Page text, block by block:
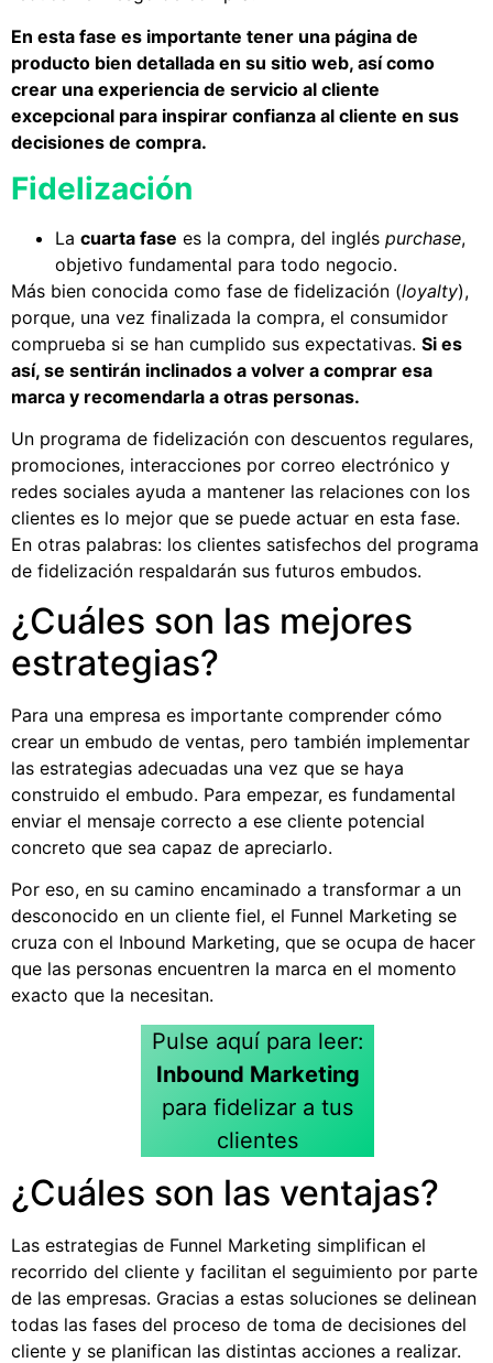
En esta fase es importante tener una página de
producto bien detallada en su sitio web, así como
crear una experiencia de servicio al cliente
excepcional para inspirar confianza al cliente en sus
decisiones de compra.
Fidelización
La cuarta fase es la compra, del inglés purchase,
objetivo fundamental para todo negocio.
Más bien conocida como fase de fidelización (loyalty),
porque, una vez finalizada la compra, el consumidor
comprueba si se han cumplido sus expectativas. Si es
así, se sentirán inclinados a volver a comprar esa
marca y recomendarla a otras personas.
Un programa de fidelización con descuentos regulares,
promociones, interacciones por correo electrónico y
redes sociales ayuda a mantener las relaciones con los
clientes es lo mejor que se puede actuar en esta fase.
En otras palabras: los clientes satisfechos del programa
de fidelización respaldarán sus futuros embudos.
¿Cuáles son las mejores
estrategias?
Para una empresa es importante comprender cómo
crear un embudo de ventas, pero también implementar
las estrategias adecuadas una vez que se haya
construido el embudo. Para empezar, es fundamental
enviar el mensaje correcto a ese cliente potencial
concreto que sea capaz de apreciarlo.
Por eso, en su camino encaminado a transformar a un
desconocido en un cliente fiel, el Funnel Marketing se
cruza con el Inbound Marketing, que se ocupa de hacer
que las personas encuentren la marca en el momento
exacto que la necesitan.
Pulse aquí para leer:
Inbound Marketing
para fidelizar a tus
clientes
¿Cuáles son las ventajas?
Las estrategias de Funnel Marketing simplifican el
recorrido del cliente y facilitan el seguimiento por parte
de las empresas. Gracias a estas soluciones se delinean
todas las fases del proceso de toma de decisiones del
cliente y se planifican las distintas acciones a realizar.